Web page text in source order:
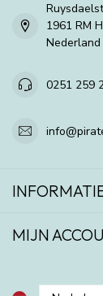
1961 RM
Nederland
0251 259
MIJN